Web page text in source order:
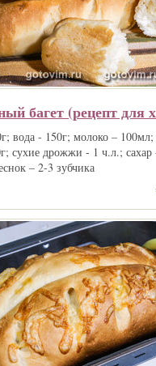
багет (рецепт для
вода - 150г; молоко –
сухие дрожжи - 1 ч.л.; сахар
– 2-3 зубчика